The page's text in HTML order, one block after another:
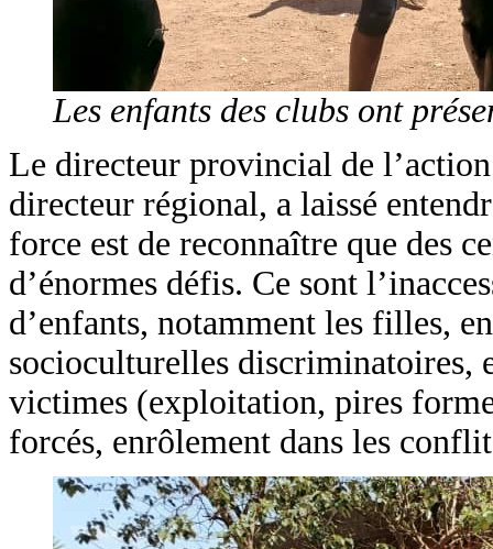
Les enfants des clubs ont
Le directeur provincial de
directeur régional, a laissé
force est de reconnaître que des
d’énormes défis. Ce sont
d’enfants, notamment les filles,
socioculturelles discriminatoires,
victimes (exploitation, pires
forcés, enrôlement dans les